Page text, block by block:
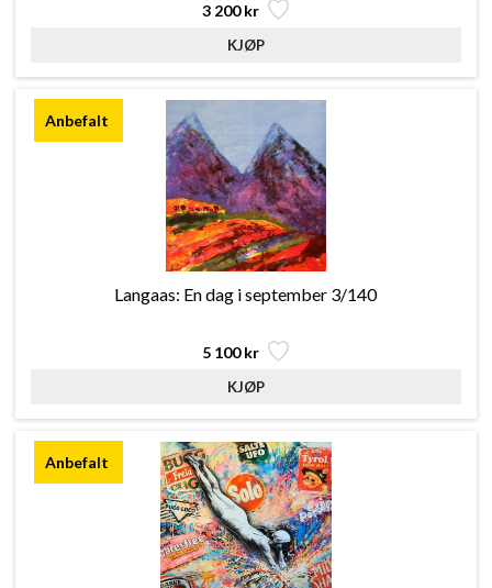
3 200 kr
Langaas: En dag i september 3/140
5 100 kr